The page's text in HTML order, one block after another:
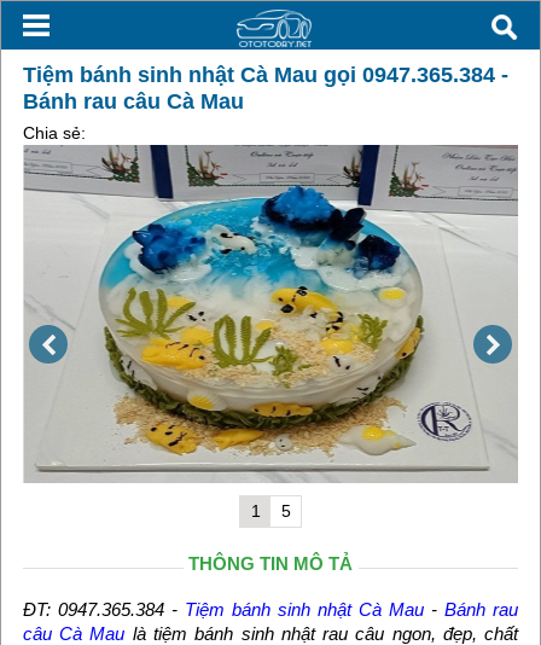
Tiệm bánh sinh nhật Cà Mau gọi 0947.365.384 -
Bánh rau câu Cà Mau
Chia sẻ:
1 5
THÔNG TIN MÔ TẢ
ĐT: 0947.365.384 - Tiệm bánh sinh nhật Cà Mau -Bánh rau
câu Cà Mau là tiệm bánh sinh nhật rau câu ngon, đẹp, chất